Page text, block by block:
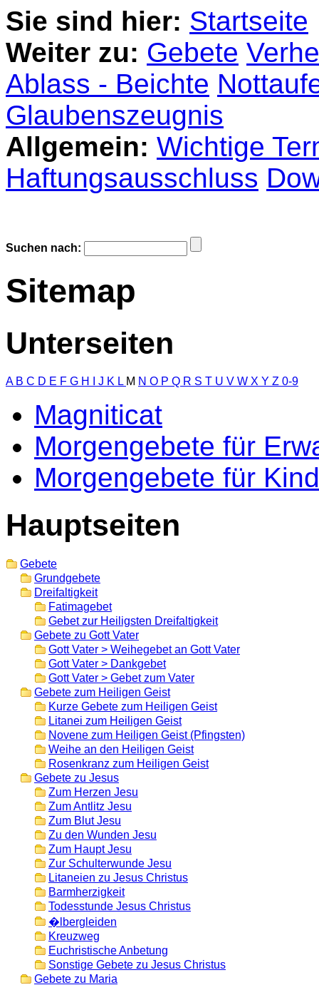
Sie sind hier: Startseite
Weiter zu: Gebete
Ablass - Beichte
Glaubenszeugnis
Allgemein: Wichtige
Haftungsausschluss
Suchen nach:
Sitemap
Unterseiten
A B C D E F G H J K L M N O P Q R S T U V W X Y Z 0-9
Magniticat
Morgengebete für
Morgengebete für
Hauptseiten
Gebete
Grundgebete
Dreifaltigkeit
Fatimagebet
Gebet zur Heiligsten Dreifaltigkeit
Gebete zu Gott Vater
Gott Vater > Weihegebet an Gott Vater
Gott Vater > Dankgebet
Gott Vater > Gebet zum Vater
Gebete zum Heiligen Geist
Kurze Gebete zum Heiligen Geist
Litanei zum Heiligen Geist
Novene zum Heiligen Geist (Pfingsten)
Weihe an den Heiligen Geist
Rosenkranz zum Heiligen Geist
Gebete zu Jesus
Zum Herzen Jesu
Zum Antlitz Jesu
Zum Blut Jesu
Zu den Wunden Jesu
Zum Haupt Jesu
Zur Schulterwunde Jesu
Litaneien zu Jesus Christus
Barmherzigkeit
Todesstunde Jesus Christus
�lbergleiden
Kreuzweg
Euchristische Anbetung
Sonstige Gebete zu Jesus Christus
Gebete zu Maria